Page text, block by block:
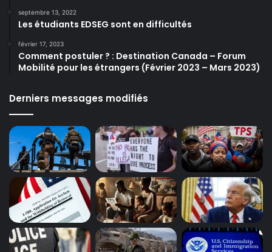
septembre 13, 2022
Les étudiants EDSEG sont en difficultés
février 17, 2023
Comment postuler ? : Destination Canada – Forum
Mobilité pour les étrangers (Février 2023 – Mars 2023)
Derniers messages modifiés